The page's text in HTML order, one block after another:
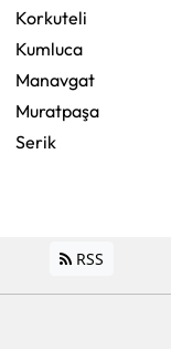
Korkuteli
Kumluca
Manavgat
Muratpaşa
Serik
RSS